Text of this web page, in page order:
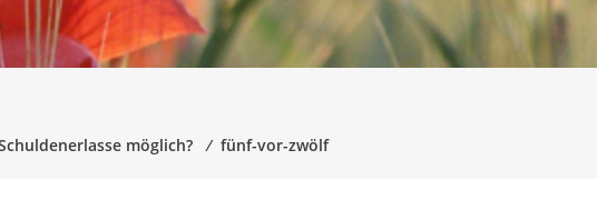
möglich? ⁄ fünf-vor-zwölf